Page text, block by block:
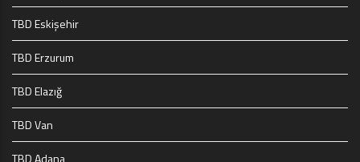
TBD Eskişehir
TBD Erzurum
TBD Elazığ
TBD Van
TBD Adana